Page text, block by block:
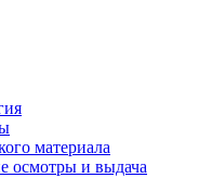
материала
осмотры и выдача